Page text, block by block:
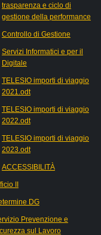
trasparenza e ciclo di
gestione della performance
Controllo di Gestione
Servizi Informatici e per il
Digitale
TELESIO importi di viaggio
2021.odt
TELESIO importi di viaggio
2022.odt
TELESIO importi di viaggio
2023.odt
ACCESSIBILITÀ
II
DG
Prevenzione e
sul Lavoro